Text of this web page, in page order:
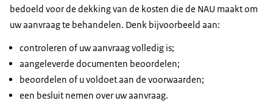
bedoeld voor de dekking van de kosten die de NAU maakt om
uw aanvraag te behandelen. Denk bijvoorbeeld aan:
controleren of uw aanvraag volledig is;
aangeleverde documenten beoordelen;
beoordelen of u voldoet aan de voorwaarden;
een besluit nemen over uw aanvraag.